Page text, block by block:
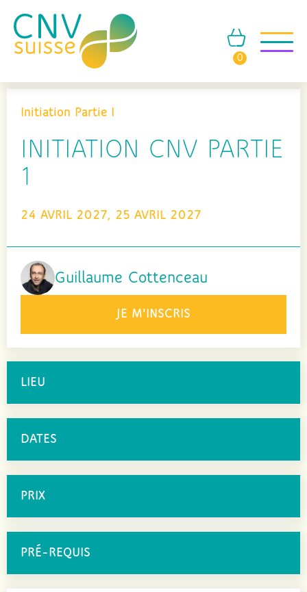
0
Initiation Partie I
INITIATION CNV PARTIE
1
24 AVRIL 2027, 25 AVRIL 2027
Guillaume Cottenceau
JE M'INSCRIS
LIEU
DATES
PRIX
PRÉ-REQUIS